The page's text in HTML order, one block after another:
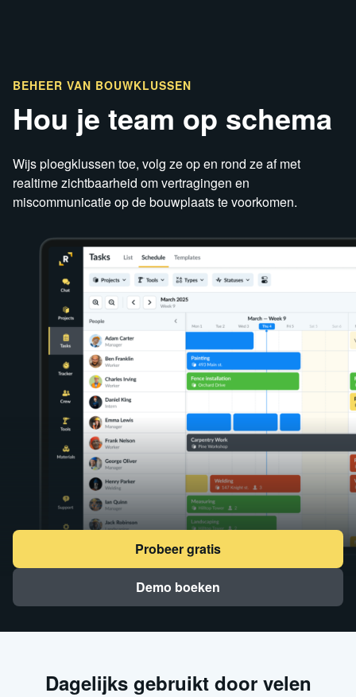
BEHEER VAN BOUWKLUSSEN
Hou je team op schema
Wijs ploegklussen toe, volg ze op en rond ze af met
realtime zichtbaarheid om vertragingen en
miscommunicatie op de bouwplaats te voorkomen.
Probeer gratis
Demo boeken
Dagelijks gebruikt door velen